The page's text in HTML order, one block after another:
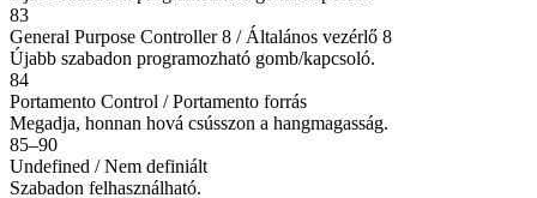
83
General Purpose Controller 8 / Általános vezérlő 8
Újabb szabadon programozható gomb/kapcsoló.
84
Portamento Control / Portamento forrás
Megadja, honnan hová csússzon a hangmagasság.
85–90
Undefined / Nem definiált
Szabadon felhasználható.